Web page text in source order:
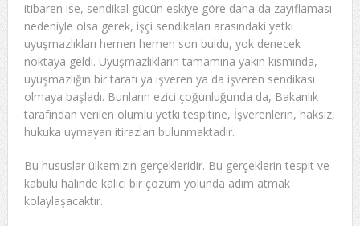
itibaren ise, sendikal gücün eskiye göre daha da zayıflaması
nedeniyle olsa gerek, işçi sendikaları arasındaki yetki
uyuşmazlıkları hemen hemen son buldu, yok denecek
noktaya geldi. Uyuşmazlıkların tamamına yakın kısmında,
uyuşmazlığın bir tarafı ya işveren ya da işveren sendikası
olmaya başladı. Bunların ezici çoğunluğunda da, Bakanlık
tarafından verilen olumlu yetki tespitine, İşverenlerin, haksız,
hukuka uymayan itirazları bulunmaktadır.
Bu hususlar ülkemizin gerçekleridir. Bu gerçeklerin tespit ve
kabulü halinde kalıcı bir çözüm yolunda adım atmak
kolaylaşacaktır.